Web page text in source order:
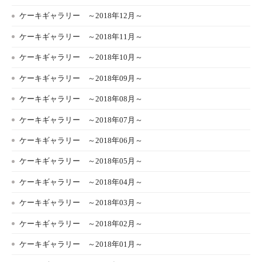
ケーキギャラリー ～2018年12月～
ケーキギャラリー ～2018年11月～
ケーキギャラリー ～2018年10月～
ケーキギャラリー ～2018年09月～
ケーキギャラリー ～2018年08月～
ケーキギャラリー ～2018年07月～
ケーキギャラリー ～2018年06月～
ケーキギャラリー ～2018年05月～
ケーキギャラリー ～2018年04月～
ケーキギャラリー ～2018年03月～
ケーキギャラリー ～2018年02月～
ケーキギャラリー ～2018年01月～